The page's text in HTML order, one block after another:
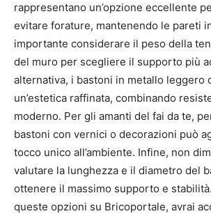
rappresentano un’opzione eccellente
evitare forature, mantenendo le pareti
importante considerare il peso della
del muro per scegliere il supporto più
alternativa, i bastoni in metallo leggero
un’estetica raffinata, combinando
moderno. Per gli amanti del fai da te,
bastoni con vernici o decorazioni può
tocco unico all’ambiente. Infine, non
valutare la lunghezza e il diametro del
ottenere il massimo supporto e
queste opzioni su Bricoportale, avrai